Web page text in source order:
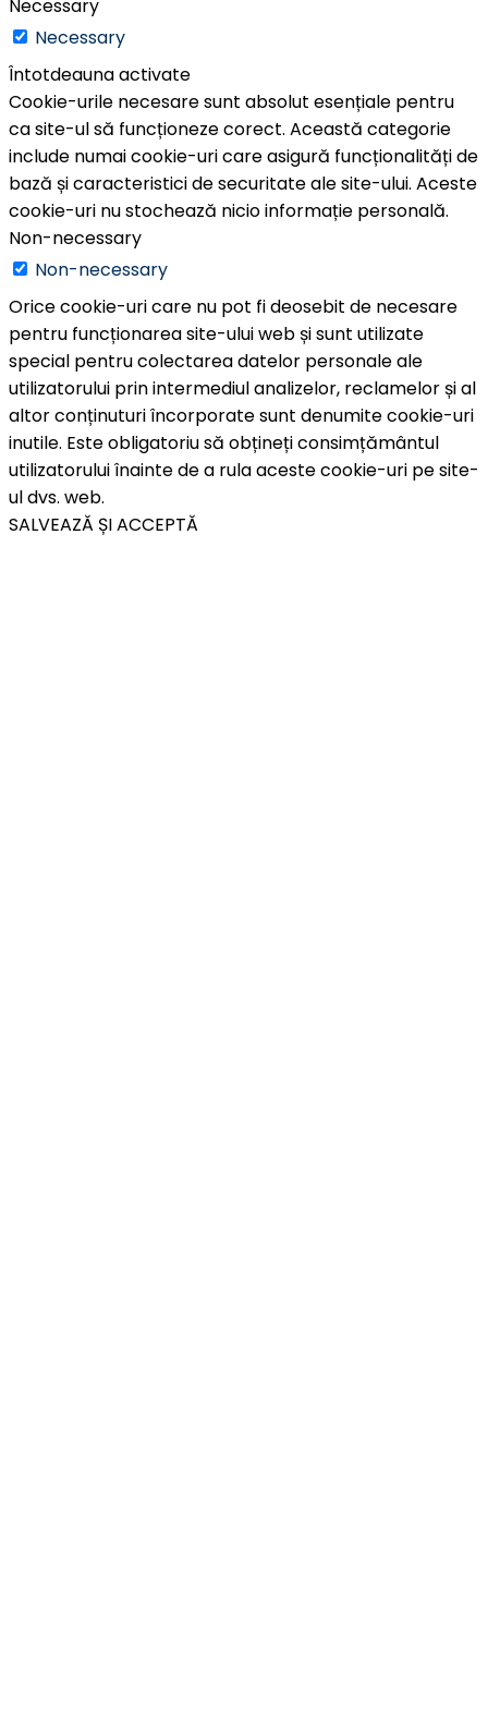
Necessary
Necessary
Întotdeauna activate
Cookie-urile necesare sunt absolut esențiale pentru
ca site-ul să funcționeze corect. Această categorie
include numai cookie-uri care asigură funcționalități de
bază și caracteristici de securitate ale site-ului. Aceste
cookie-uri nu stochează nicio informație personală.
Non-necessary
Non-necessary
Orice cookie-uri care nu pot fi deosebit de necesare
pentru funcționarea site-ului web și sunt utilizate
special pentru colectarea datelor personale ale
utilizatorului prin intermediul analizelor, reclamelor și al
altor conținuturi încorporate sunt denumite cookie-uri
inutile. Este obligatoriu să obțineți consimțământul
utilizatorului înainte de a rula aceste cookie-uri pe site-
ul dvs. web.
SALVEAZĂ ȘI ACCEPTĂ